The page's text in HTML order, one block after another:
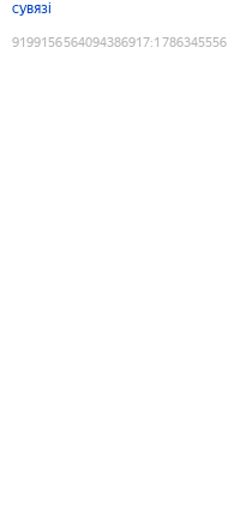
сувязі
9199156564094386917:1786345556